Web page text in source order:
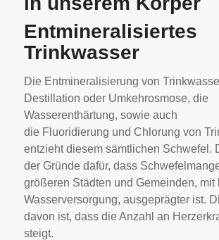
Entmineralisiertes
Trinkwasser
Die Entmineralisierung von
Destillation oder Umkehrosmose, die
Wasserenthärtung, sowie auch
die Fluoridierung und Chlorung von
entzieht diesem sämtlichen Schwefel.
der Gründe dafür, dass
größeren Städten und Gemeinden, mit
Wasserversorgung, ausgeprägter ist.
davon ist, dass die Anzahl an
steigt.